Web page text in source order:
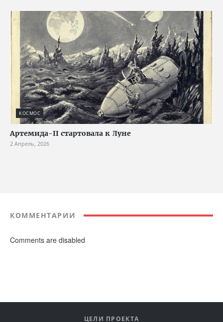
КОСМОС
Артемида-II стартовала к Луне
2 Апрель, 2026
КОММЕНТАРИИ
Comments are disabled
ЦЕЛИ ПРОЕКТА